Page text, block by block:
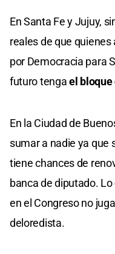
En Santa Fe y Jujuy,
reales de que
por Democracia para
futuro tengael
En la Ciudad de
sumar a nadie ya
tiene chances de
banca de diputado.
en el Congreso no
deloredista.